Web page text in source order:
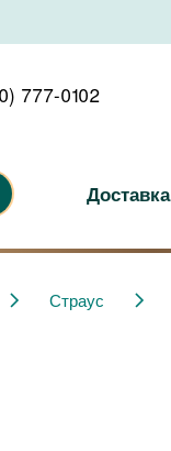
777-0102
Доставка
Страус